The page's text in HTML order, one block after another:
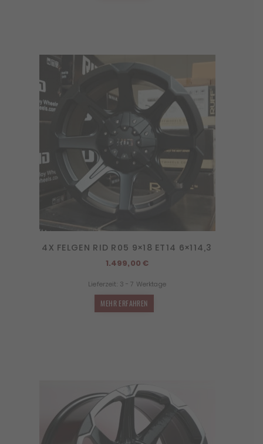
4X FELGEN RID R05 9×18 ET14 6×114,3
1.499,00€
Lieferzeit: 3 - 7 Werktage
MEHR ERFAHREN